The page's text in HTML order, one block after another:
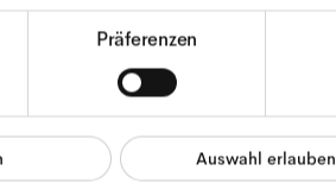
Präferenzen
Auswahl erlauben